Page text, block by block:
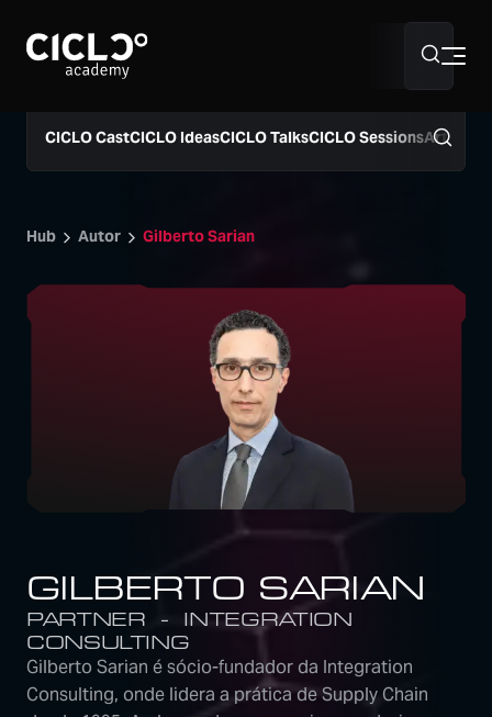
Sobre nós
Programação 2026
40º Simpósio Supply Chain
CICLO CastCICLO IdeasCICLO TalksCICLO SessionsArtigos
Hub Autor Gilberto Sarian
GILBERTO SARIAN
PARTNER - INTEGRATION
CONSULTING
Gilberto Sarian é sócio-fundador da Integration
Consulting, onde lidera a prática de Supply Chain